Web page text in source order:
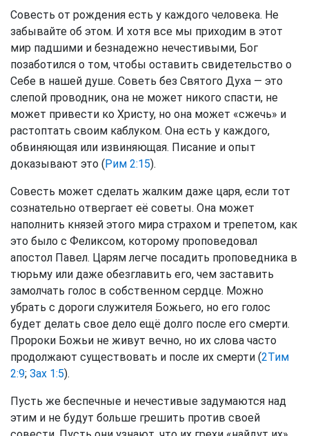
Совесть от рождения есть у каждого человека. Не
забывайте об этом. И хотя все мы приходим в этот
мир падшими и безнадежно нечестивыми, Бог
позаботился о том, чтобы оставить свидетельство о
Себе в нашей душе. Советь без Святого Духа — это
слепой проводник, она не может никого спасти, не
может привести ко Христу, но она может «сжечь» и
растоптать своим каблуком. Она есть у каждого,
обвиняющая или извиняющая. Писание и опыт
доказывают это (Рим 2:15).
Совесть может сделать жалким даже царя, если тот
сознательно отвергает её советы. Она может
наполнить князей этого мира страхом и трепетом, как
это было с Феликсом, которому проповедовал
апостол Павел. Царям легче посадить проповедника в
тюрьму или даже обезглавить его, чем заставить
замолчать голос в собственном сердце. Можно
убрать с дороги служителя Божьего, но его голос
будет делать свое дело ещё долго после его смерти.
Пророки Божьи не живут вечно, но их слова часто
продолжают существовать и после их смерти (2Тим
2:9; Зах 1:5).
Пусть же беспечные и нечестивые задумаются над
этим и не будут больше грешить против своей